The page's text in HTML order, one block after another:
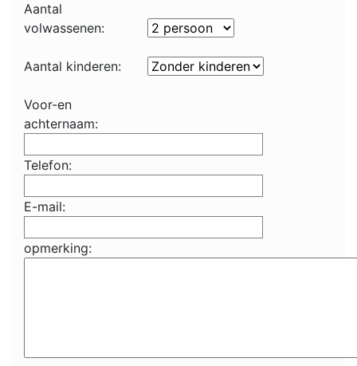
Aantal
volwassenen:
Aantal kinderen:
Voor-en
achternaam:
Telefon:
E-mail:
opmerking: